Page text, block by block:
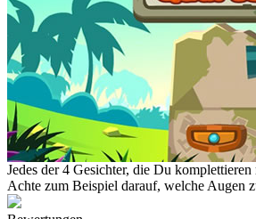
Jedes der 4 Gesichter, die Du
Achte zum Beispiel darauf, welche Augen